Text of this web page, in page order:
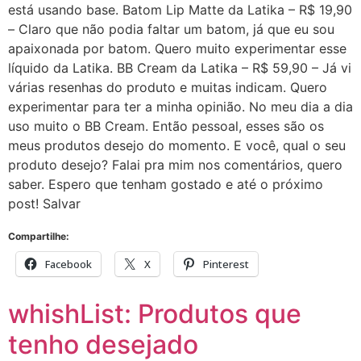
está usando base. Batom Lip Matte da Latika – R$ 19,90
– Claro que não podia faltar um batom, já que eu sou
apaixonada por batom. Quero muito experimentar esse
líquido da Latika. BB Cream da Latika – R$ 59,90 – Já vi
várias resenhas do produto e muitas indicam. Quero
experimentar para ter a minha opinião. No meu dia a dia
uso muito o BB Cream. Então pessoal, esses são os
meus produtos desejo do momento. E você, qual o seu
produto desejo? Falai pra mim nos comentários, quero
saber. Espero que tenham gostado e até o próximo
post! Salvar
Compartilhe:
Facebook X Pinterest
whishList: Produtos que
tenho desejado